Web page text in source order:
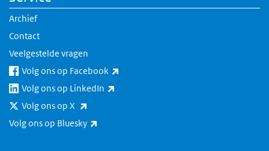
Archief
Contact
Veelgestelde vragen
Volg ons op Facebook
Volg ons op LinkedIn
Volg ons op X
Volg ons op Bluesky